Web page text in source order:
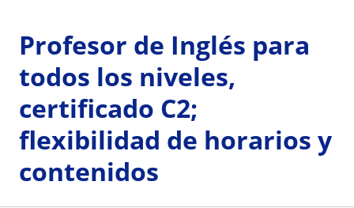
Profesor de Inglés para
todos los niveles,
certificado C2;
flexibilidad de horarios y
contenidos